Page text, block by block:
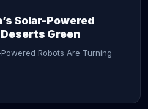
Solar-Powered
Green
Robots Are Turning